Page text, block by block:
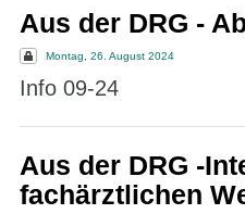
Aus der DRG -
Montag, 26. August 2024
Info 09-24
Aus der DRG -
fachärztlichen